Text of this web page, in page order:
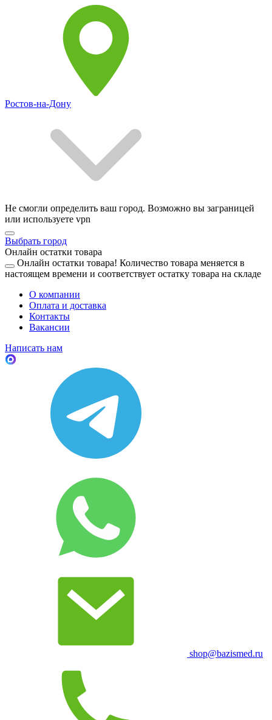
Ростов-на-Дону
Не смогли определить ваш город. Возможно вы заграницей
или используете vpn
Выбрать город
Онлайн остатки товара
Онлайн остатки товара! Количество товара меняется в
настоящем времени и соответствует остатку товара на складе
О компании
Оплата и доставка
Контакты
Вакансии
Написать нам
shop@bazismed.ru